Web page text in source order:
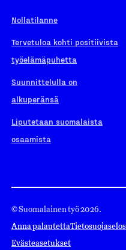
Nollatilanne
Tervetuloa kohti positiivista
työelämäpuhetta
Suunnittelulla on
alkuperänsä
Liputetaan suomalaista
osaamista
© Suomalainen työ 2026.
Anna palautetta
Evästeasetukset